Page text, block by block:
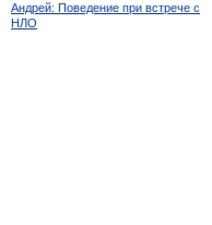
Андрей: Поведение при встрече с
НЛО